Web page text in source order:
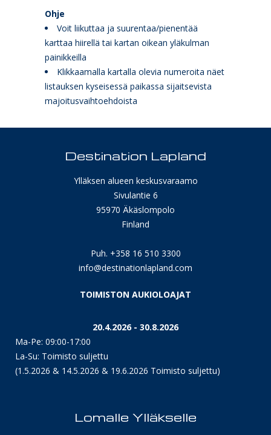
Ohje
Voit liikuttaa ja suurentaa/pienentää
karttaa hiirellä tai kartan oikean yläkulman
painikkeilla
Klikkaamalla kartalla olevia numeroita näet
listauksen kyseisessä paikassa sijaitsevista
majoitusvaihtoehdoista
Destination Lapland
Ylläksen alueen keskusvaraamo
Sivulantie 6
95970 Äkäslompolo
Finland
Puh. +358 16 510 3300
info@destinationlapland.com
TOIMISTON AUKIOLOAJAT
20.4.2026 - 30.8.2026
Ma-Pe: 09:00-17:00
La-Su: Toimisto suljettu
(1.5.2026 & 14.5.2026 & 19.6.2026 Toimisto suljettu)
Lomalle Ylläkselle